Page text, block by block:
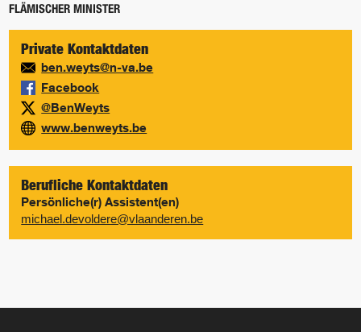
FLÄMISCHER MINISTER
Private Kontaktdaten
ben.weyts@n-va.be
Facebook
@BenWeyts
www.benweyts.be
Berufliche Kontaktdaten
Persönliche(r) Assistent(en)
michael.devoldere@vlaanderen.be